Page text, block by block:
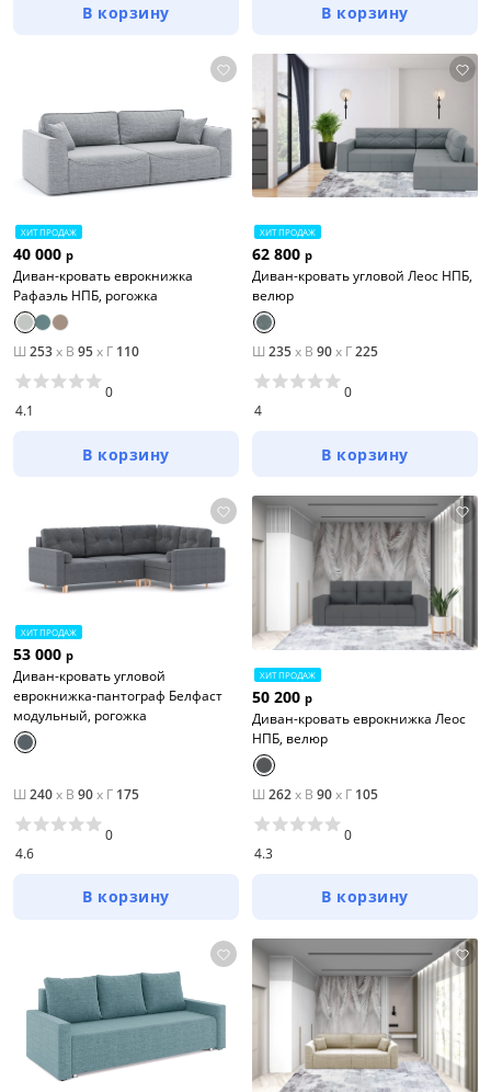
В корзину В корзину
ХИТ ПРОДАЖ
40 000 р
Диван-кровать еврокнижка
Рафаэль НПБ, рогожка
Ш 253x В 95x Г 110
4.1
0
В корзину
ХИТ ПРОДАЖ
62 800 р
Диван-кровать угловой Леос НПБ,
велюр
Ш 235x В 90x Г225
4
0
В корзину
ХИТ ПРОДАЖ
53 000 р
Диван-кровать угловой
еврокнижка-пантограф Белфаст
модульный, рогожка
Ш 240x В 90x Г 175
4.6
0
В корзину
ХИТ ПРОДАЖ
50 200 р
Диван-кровать еврокнижка Леос
НПБ, велюр
Ш 262x В 90x Г 105
4.3
0
В корзину